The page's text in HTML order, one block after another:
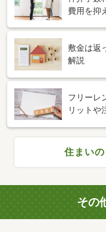
費用を抑
敷金は返
解説
フリーレ
リットや
住まい
その